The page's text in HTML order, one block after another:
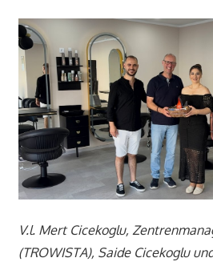
V.l. Mert Cicekoglu,
(TROWISTA), Saide Cicekoglu